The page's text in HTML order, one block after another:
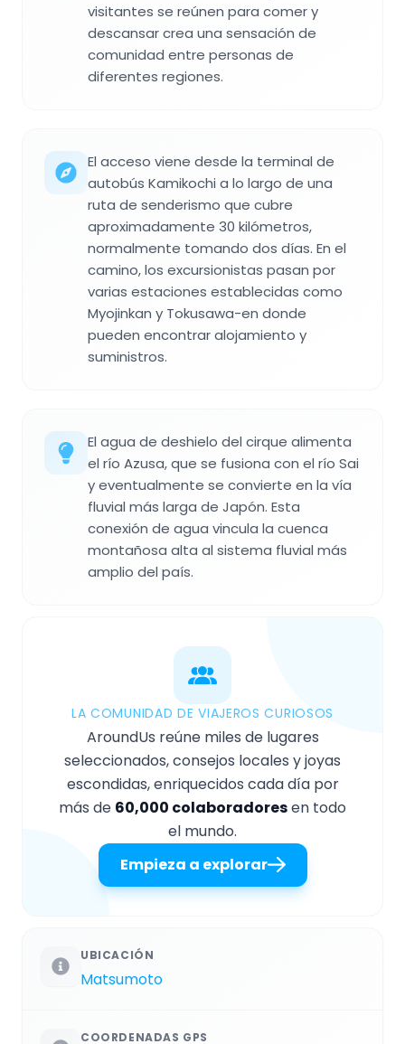
visitantes se reúnen para comer y
descansar crea una sensación de
comunidad entre personas de
diferentes regiones.
El acceso viene desde la terminal de
autobús Kamikochi a lo largo de una
ruta de senderismo que cubre
aproximadamente 30 kilómetros,
normalmente tomando dos días. En el
camino, los excursionistas pasan por
varias estaciones establecidas como
Myojinkan y Tokusawa-en donde
pueden encontrar alojamiento y
suministros.
El agua de deshielo del cirque alimenta
el río Azusa, que se fusiona con el río Sai
y eventualmente se convierte en la vía
fluvial más larga de Japón. Esta
conexión de agua vincula la cuenca
montañosa alta al sistema fluvial más
amplio del país.
LA COMUNIDAD DE VIAJEROS CURIOSOS
AroundUs reúne miles de lugares
seleccionados, consejos locales y joyas
escondidas, enriquecidos cada día por
más de 60,000 colaboradoresen todo
el mundo.
Empieza a explorar
UBICACIÓN
Matsumoto
COORDENADAS GPS